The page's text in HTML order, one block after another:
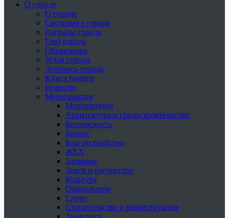
О городе
О городе
Сведения о городе
Награды города
Герб города
Объявления
Устав города
Летопись города
Книга памяти
Новости
Мероприятия
Мероприятия
Архитектура и градостроительство
Безопасность
Бизнес
Благоустройство
ЖКХ
Здоровье
Земля и имущество
Культура
Образование
Спорт
Строительство и реконструкция
Транспорт